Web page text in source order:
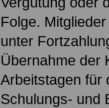
Folge.
unter
Übernahme der
Arbeitstagen für
Schulungs- und